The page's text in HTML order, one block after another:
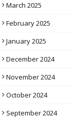
March 2025
February 2025
January 2025
December 2024
November 2024
October 2024
September 2024